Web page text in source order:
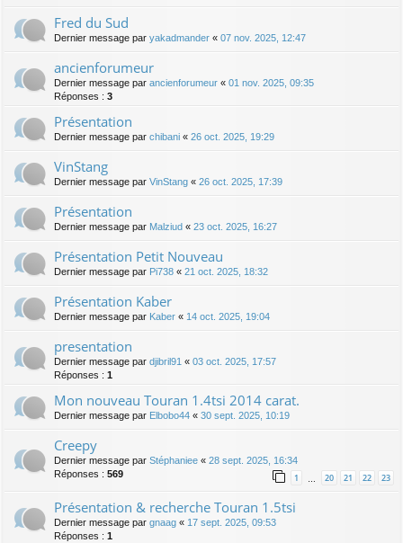
Fred du Sud
Dernier message par yakadmander « 07 nov. 2025, 12:47
ancienforumeur
Dernier message par ancienforumeur « 01 nov. 2025, 09:35
Réponses : 3
Présentation
Dernier message par chibani « 26 oct. 2025, 19:29
VinStang
Dernier message par VinStang « 26 oct. 2025, 17:39
Présentation
Dernier message par Malziud « 23 oct. 2025, 16:27
Présentation Petit Nouveau
Dernier message par Pi738 « 21 oct. 2025, 18:32
Présentation Kaber
Dernier message par Kaber « 14 oct. 2025, 19:04
presentation
Dernier message par djibril91 « 03 oct. 2025, 17:57
Réponses : 1
Mon nouveau Touran 1.4tsi 2014 carat.
Dernier message par Elbobo44 « 30 sept. 2025, 10:19
Creepy
Dernier message par Stéphaniee « 28 sept. 2025, 16:34
Réponses : 569 1 … 20 21 22 23
Présentation & recherche Touran 1.5tsi
Dernier message par gnaag « 17 sept. 2025, 09:53
Réponses : 1